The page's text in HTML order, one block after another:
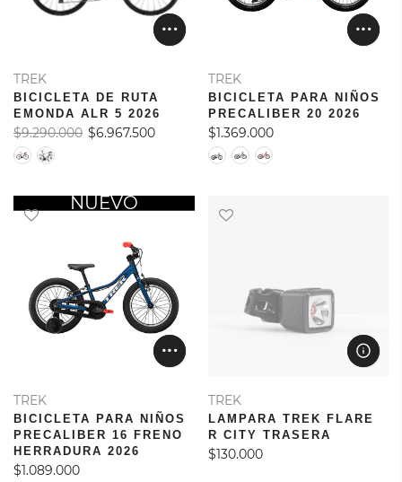
TREK
BICICLETA DE RUTA
EMONDA ALR 5 2026
$9.290.000 $6.967.500
TREK
BICICLETA PARA NIÑOS
PRECALIBER 20 2026
$1.369.000
OFERTA
NUEVO
TREK
BICICLETA PARA NIÑOS
PRECALIBER 16 FRENO
HERRADURA 2026
$1.089.000
TREK
LAMPARA TREK FLARE
R CITY TRASERA
$130.000